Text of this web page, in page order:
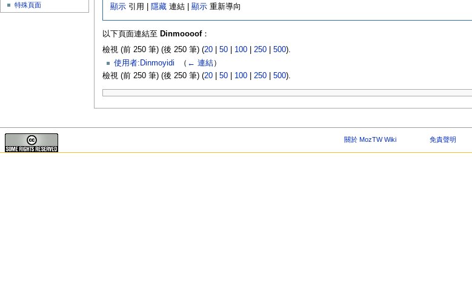
顯示 引用 | 隱藏 連結 |顯示 重新導向
以下頁面連結至 Dinmoooof：
檢視 (前 250 筆) (後 250 筆) (20| 50| 100| 250| 500).
使用者:Dinmoyidi
（ ← 連結）
檢視 (前 250 筆) (後 250 筆) (20| 50| 100| 250| 500).
特殊頁面
關於 MozTW Wiki 免責聲明